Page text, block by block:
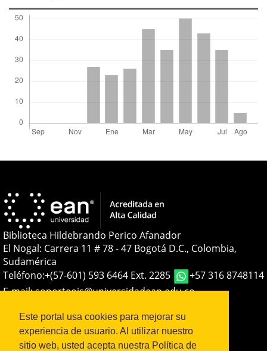
Este portal usa cookies para mejorar su
experiencia de usuario. Al utilizar nuestro
sitio web, usted acepta nuestra Política de
Biblioteca Hildebrando Perico Afanador
El Nogal: Carrera 11 # 78 - 47 Bogotá D.C., Colombia,
Sudamérica
Teléfono:+(57-601) 593 6464 Ext. 2285
+57 316 8748114
E-mail:soporteojs@universidadean.edu.co-
Sistema OJS - Metabiblioteca |